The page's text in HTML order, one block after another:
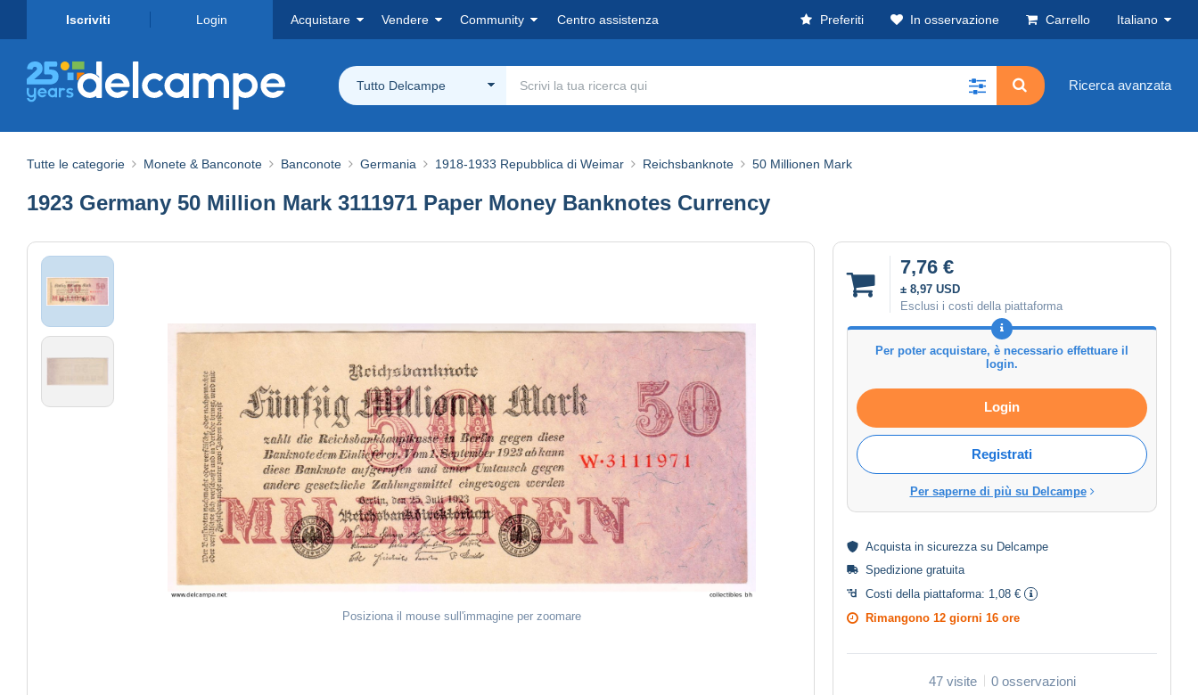
Iscriviti Login Acquistare Vendere Community Centro assistenza Preferiti In osservazione Carrello Italiano
Tutto Delcampe Ricerca avanzata
Tutte le categorie Monete & Banconote Banconote Germania 1918-1933 Repubblica di Weimar Reichsbanknote 50 Millionen Mark
1923 Germany 50 Million Mark 3111971 Paper Money Banknotes Currency
Posiziona il mouse sull'immagine per zoomare
7,76 €
± 8,97 USD
Esclusi i costi della piattaforma
Per poter acquistare, è necessario effettuare il
login.
Login
Registrati
Per saperne di più su Delcampe
Acquista in sicurezza su Delcampe
Spedizione gratuita
Costi della piattaforma: 1,08 €
Rimangono 12 giorni 16 ore
47 visite 0 osservazioni